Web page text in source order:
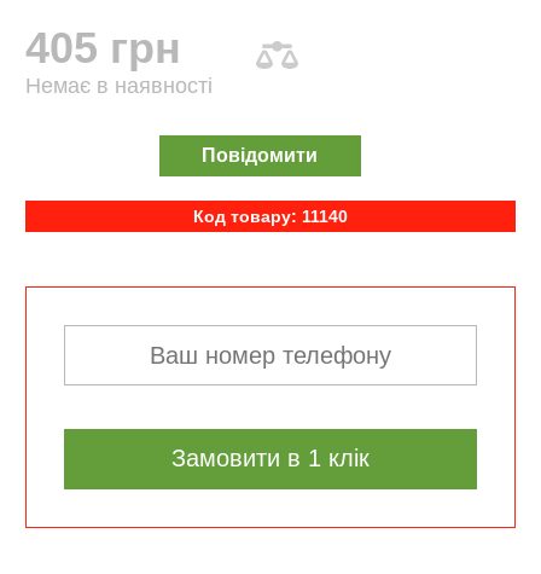
405 грн
Немає в наявності
Повідомити
Код товару: 11140
Замовити в 1 клік